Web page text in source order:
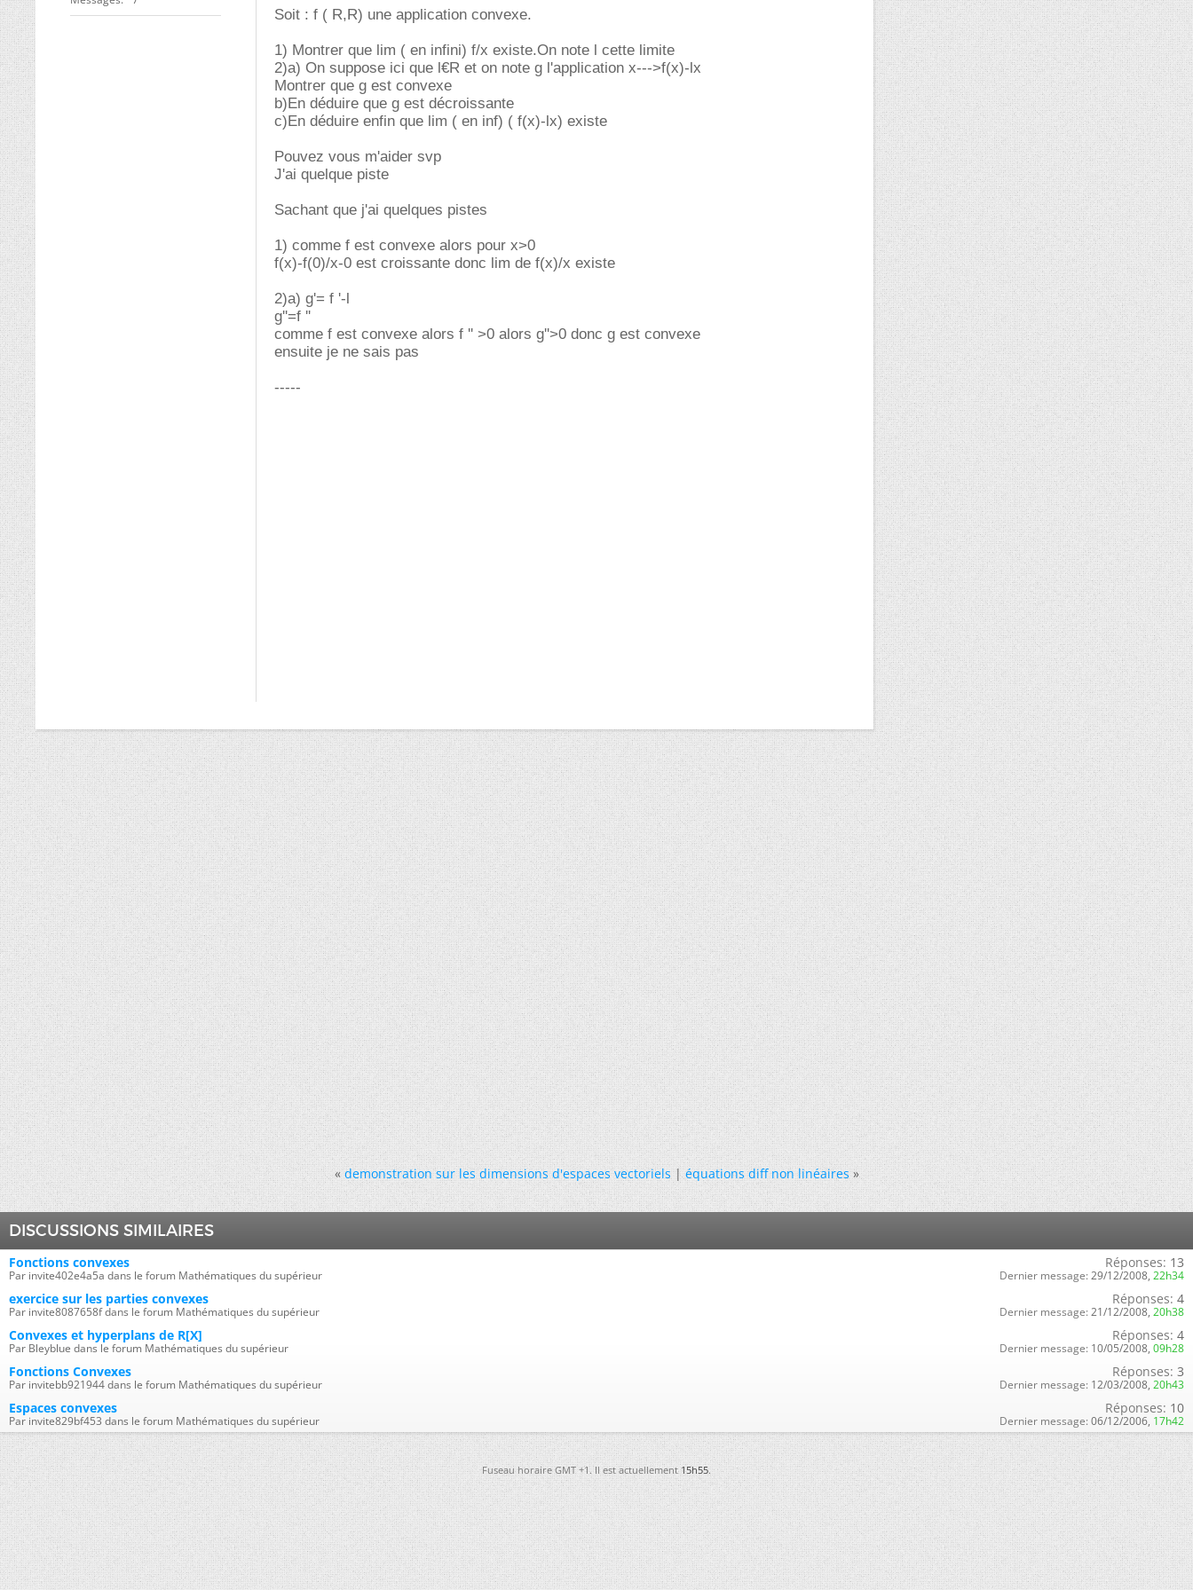
Soit : f ( R,R) une application convexe.
1) Montrer que lim ( en infini) f/x existe.On note l cette limite
2)a) On suppose ici que l€R et on note g l'application x--->f(x)-lx
Montrer que g est convexe
b)En déduire que g est décroissante
c)En déduire enfin que lim ( en inf) ( f(x)-lx) existe
Pouvez vous m'aider svp
J'ai quelque piste
Sachant que j'ai quelques pistes
1) comme f est convexe alors pour x>0
f(x)-f(0)/x-0 est croissante donc lim de f(x)/x existe
2)a) g'= f '-l
g''=f ''
comme f est convexe alors f '' >0 alors g''>0 donc g est convexe
ensuite je ne sais pas
-----
« demonstration sur les dimensions d'espaces vectoriels|équations diff non linéaires »
DISCUSSIONS SIMILAIRES
Fonctions convexes
Par invite402e4a5a dans le forum Mathématiques du supérieur
Réponses: 13
Dernier message: 29/12/2008, 22h34
exercice sur les parties convexes
Par invite8087658f dans le forum Mathématiques du supérieur
Réponses: 4
Dernier message: 21/12/2008, 20h38
Convexes et hyperplans de R[X]
Par Bleyblue dans le forum Mathématiques du supérieur
Réponses: 4
Dernier message: 10/05/2008, 09h28
Fonctions Convexes
Par invitebb921944 dans le forum Mathématiques du supérieur
Réponses: 3
Dernier message: 12/03/2008, 20h43
Espaces convexes
Par invite829bf453 dans le forum Mathématiques du supérieur
Réponses: 10
Dernier message: 06/12/2006, 17h42
Fuseau horaire GMT +1. Il est actuellement15h55.